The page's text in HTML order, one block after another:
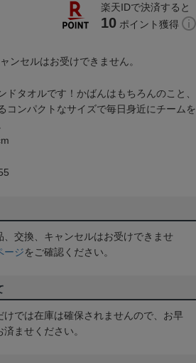
楽天IDで決済すると
10 ポイント獲得
ンセルはお受けできません。
ドタオルです！かばんはもちろんのこと、
コンパクトなサイズで毎日身近にチームを
交換、キャンセルはお受けできませ
ージをご確認ください。
けでは在庫は確保されませんので、お早
ませください。